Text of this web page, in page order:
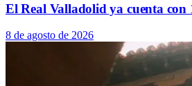
El Real Valladolid ya cuenta con
8 de agosto de 2026